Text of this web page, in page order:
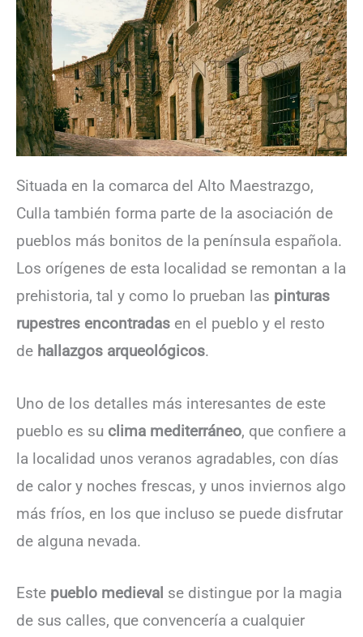
Situada en la comarca del Alto Maestrazgo,
Culla también forma parte de la asociación de
pueblos más bonitos de la península española.
Los orígenes de esta localidad se remontan a la
prehistoria, tal y como lo prueban las pinturas
rupestres encontradas en el pueblo y el resto
de hallazgos arqueológicos.
Uno de los detalles más interesantes de este
pueblo es su clima mediterráneo, que confiere a
la localidad unos veranos agradables, con días
de calor y noches frescas, y unos inviernos algo
más fríos, en los que incluso se puede disfrutar
de alguna nevada.
Este pueblo medieval se distingue por la magia
de sus calles, que convencería a cualquier